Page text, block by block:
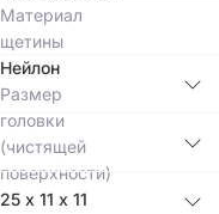
Материал
щетины
Нейлон
Размер
головки
(чистящей
поверхности)
25 х 11 х 11